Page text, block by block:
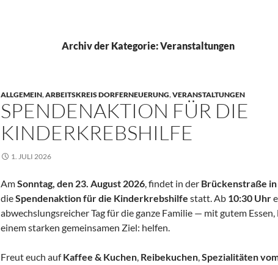
Archiv der Kategorie: Veranstaltungen
ALLGEMEIN,ARBEITSKREIS DORFERNEUERUNG,VERANSTALTUNGEN
SPENDENAKTION FÜR DIE
KINDERKREBSHILFE
1. JULI 2026
AmSonntag, den 23. August 2026, findet in der Brückenstraße in
dieSpendenaktion für die Kinderkrebshilfe statt. Ab 10:30 Uhr
abwechslungsreicher Tag für die ganze Familie — mit gutem
einem starken gemeinsamen Ziel: helfen.
Freut euch aufKaffee & Kuchen, Reibekuchen,Spezialitäten